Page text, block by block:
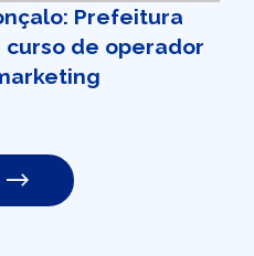
Prefeitura
de operador